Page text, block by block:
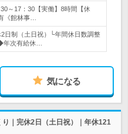
～17：30【実働】8時間【休
《館林事…
日制（土日祝）└年間休日数調整
年次有給休…
気になる
り｜完休2日（土日祝）｜年休121